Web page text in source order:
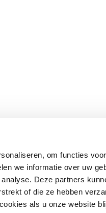
om functies
we informatie over uw
Deze partners
of die ze hebben
als u onze website